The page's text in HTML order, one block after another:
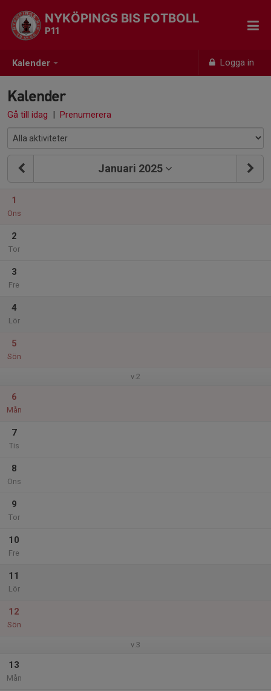
Kalender Logga in
NYKÖPINGS BIS FOTBOLL
P11
Kalender
Gå till idag | Prenumerera
Januari 2025
1
Ons
2
Tor
3
Fre
4
Lör
5
Sön
v.2
6
Mån
7
Tis
8
Ons
9
Tor
10
Fre
11
Lör
12
Sön
v.3
13
Mån